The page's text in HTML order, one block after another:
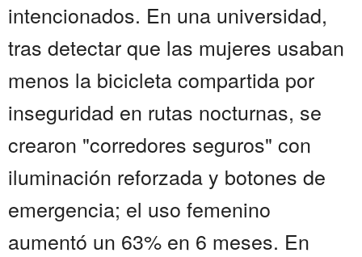
intencionados. En una universidad,
tras detectar que las mujeres usaban
menos la bicicleta compartida por
inseguridad en rutas nocturnas, se
crearon "corredores seguros" con
iluminación reforzada y botones de
emergencia; el uso femenino
aumentó un 63% en 6 meses. En